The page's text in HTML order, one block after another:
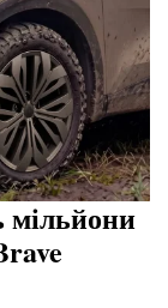
мільйони